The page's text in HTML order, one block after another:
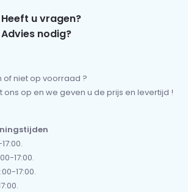
Heeft u vragen?
Advies nodig?
of niet op voorraad ?
op en we geven u de prijs en levertijd !
17:00.
17:00.